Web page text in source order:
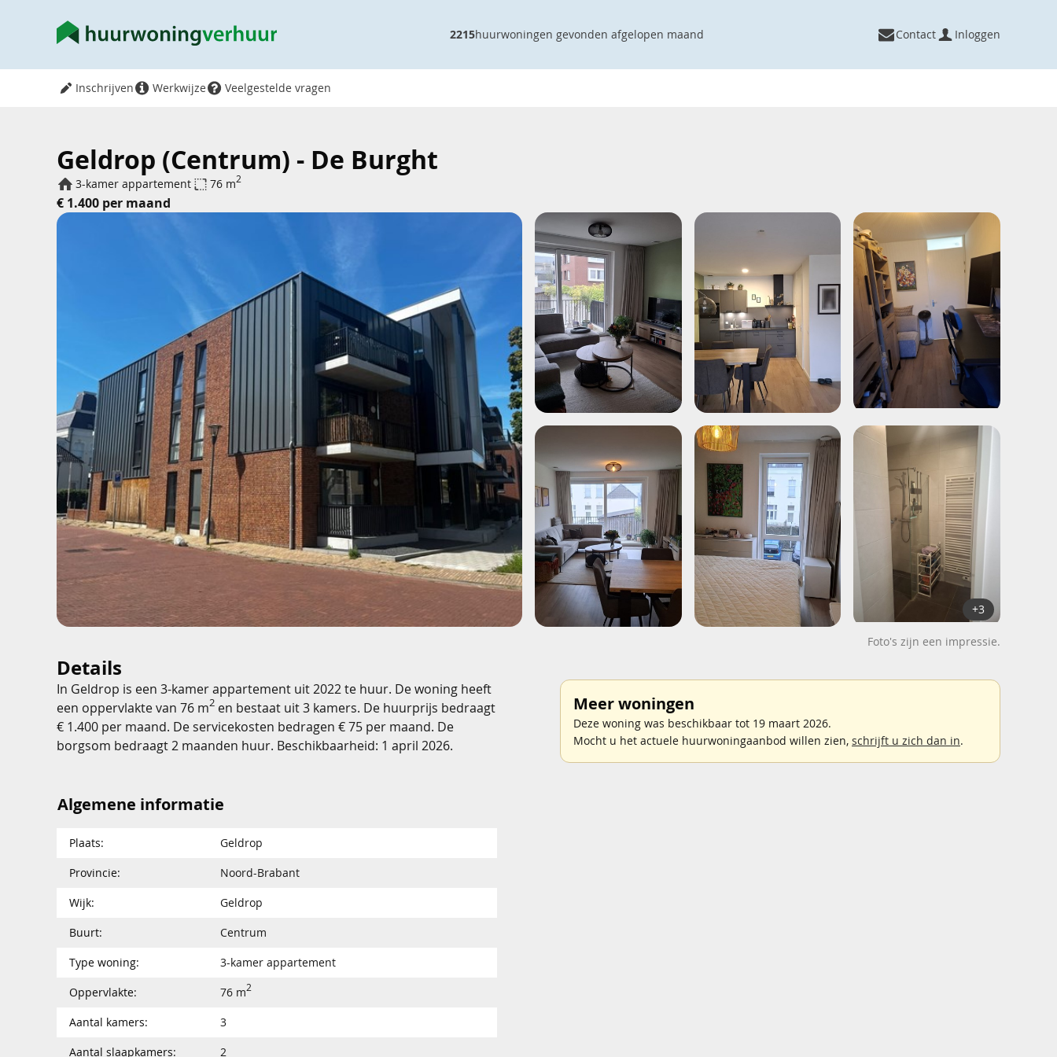
2215huurwoningen gevonden afgelopen maand Contact Inloggen
Inschrijven Werkwijze Veelgestelde vragen
Geldrop (Centrum) - De Burght
3-kamer appartement 76 m2
€ 1.400 per maand
+3
Foto's zijn een impressie.
Details
In Geldrop is een 3-kamer appartement uit 2022 te huur. De woning heeft
een oppervlakte van 76 m2 en bestaat uit 3 kamers. De huurprijs bedraagt
€ 1.400 per maand. De servicekosten bedragen € 75 per maand. De
borgsom bedraagt 2 maanden huur. Beschikbaarheid: 1 april 2026.
Meer woningen
Deze woning was beschikbaar tot 19 maart 2026.
Mocht u het actuele huurwoningaanbod willen zien, schrijft u zich dan in.
Algemene informatie
Plaats:
Geldrop
Provincie:
Noord-Brabant
Wijk:
Geldrop
Buurt:
Centrum
Type woning:
3-kamer appartement
Oppervlakte:
76 m2
Aantal kamers:
3
Aantal slaapkamers:
2